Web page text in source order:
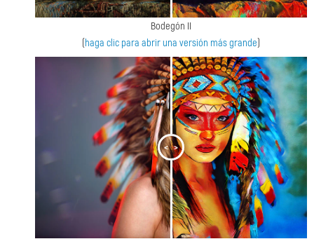
Bodegón II
(haga clic para abrir una versión más grande)
< >